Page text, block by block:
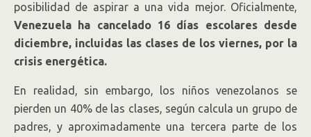
posibilidad de aspirar a una vida mejor. Oficialmente,
Venezuela ha cancelado 16 días escolares desde
diciembre, incluidas las clases de los viernes, por la
crisis energética.
En realidad, sin embargo, los niños venezolanos se
pierden un 40% de las clases, según calcula un grupo de
padres, y aproximadamente una tercera parte de los